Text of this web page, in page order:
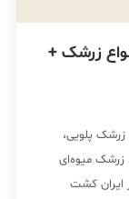
زرشک +
پلویی،
زرشک میوه‌ای
ایران کشت